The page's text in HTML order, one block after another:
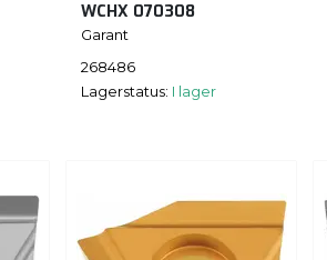
WCHX 070308
Garant
268486
Lagerstatus: I lager